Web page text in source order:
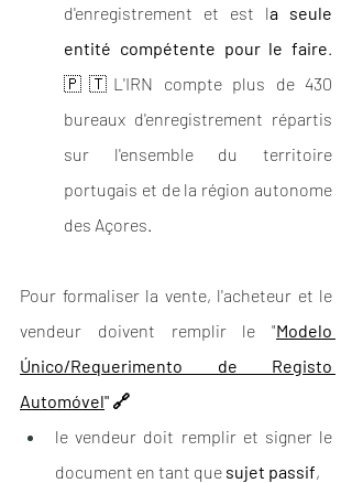
d'enregistrement et est la seule
entité compétente pour le faire
🇵🇹L'IRN compte plus de 430
bureaux d'enregistrement répartis
sur l'ensemble du territoire
portugais et de la région autonome
des Açores.
Pour formaliser la vente, l'acheteur et le
vendeur doivent remplir le "Modelo
Único/Requerimento de Registo
Automóvel" 🔗
le vendeur doit remplir et signer le
document en tant que sujet passif,